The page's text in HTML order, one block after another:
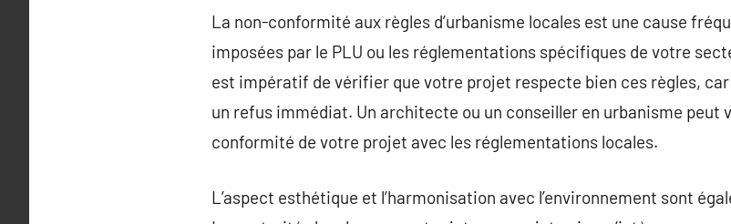
La non-conformité aux règles d’urbanisme locales est une cause
imposées par le PLU ou les réglementations spécifiques de votre
est impératif de vérifier que votre projet respecte bien ces règles,
un refus immédiat. Un architecte ou un conseiller en urbanisme peut
conformité de votre projet avec les réglementations locales.
L’aspect esthétique et l’harmonisation avec l’environnement sont